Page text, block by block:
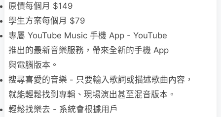
原價每個月 $149
學生方案每個月 $79
專⁠屬⁠ ⁠YouTube⁠ ⁠Music 手⁠機⁠ ⁠App - YouTube
⁠推⁠出⁠的⁠最⁠新⁠音⁠樂⁠服⁠務⁠，帶⁠來⁠全⁠新⁠的⁠手⁠機 App⁠
與⁠電⁠腦⁠版⁠本⁠。
搜⁠尋⁠⁠喜⁠愛⁠的⁠音⁠樂 - 只⁠要⁠輸⁠入⁠歌⁠詞⁠或⁠描⁠述⁠歌⁠曲⁠內⁠容⁠，
就⁠能⁠輕⁠鬆⁠找⁠到⁠專⁠輯⁠、現⁠場⁠演⁠出⁠甚⁠至⁠混⁠音⁠版⁠本⁠。
輕⁠鬆⁠找⁠樂⁠去 - 系⁠統⁠會⁠根⁠據⁠用戶